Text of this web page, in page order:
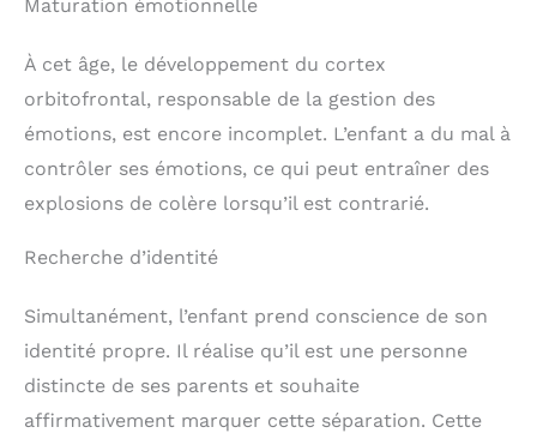
Maturation émotionnelle
À cet âge, le développement du cortex
orbitofrontal, responsable de la gestion des
émotions, est encore incomplet. L’enfant a du mal à
contrôler ses émotions, ce qui peut entraîner des
explosions de colère lorsqu’il est contrarié.
Recherche d’identité
Simultanément, l’enfant prend conscience de son
identité propre. Il réalise qu’il est une personne
distincte de ses parents et souhaite
affirmativement marquer cette séparation. Cette